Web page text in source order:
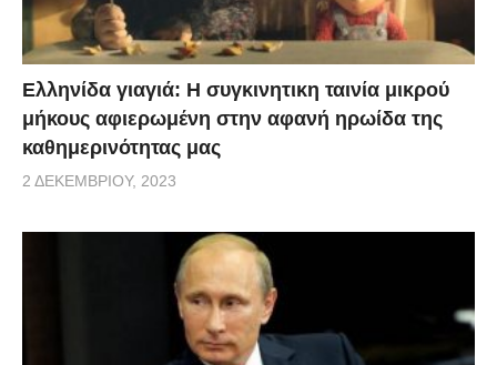
Ελληνίδα γιαγιά: Η συγκινητικη ταινία μικρού
μήκους αφιερωμένη στην αφανή ηρωίδα της
καθημερινότητας μας
2 ΔΕΚΕΜΒΡΊΟΥ, 2023